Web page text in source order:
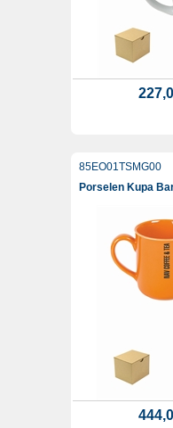
85EO01TSMG00
Porselen Kupa